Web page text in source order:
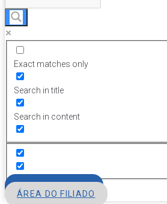
Exact matches only
Search in title
Search in content
ÁREA DO FILIADO